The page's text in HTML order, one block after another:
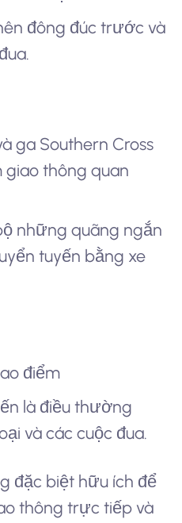
đông đúc trước và
ga Southern Cross
thông quan
những quãng ngắn
tuyến bằng xe
điểm
là điều thường
và các cuộc đua.
đặc biệt hữu ích để
thông trực tiếp và